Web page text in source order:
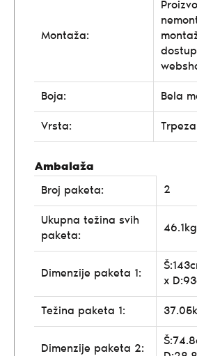
Montaža:
Boja: Bela
Vrsta:
Ambalaža
Broj paketa:
2
Ukupna težina svih
paketa:
46.1kg
Dimenzije paketa 1:
x
Težina paketa 1:
Dimenzije paketa 2: